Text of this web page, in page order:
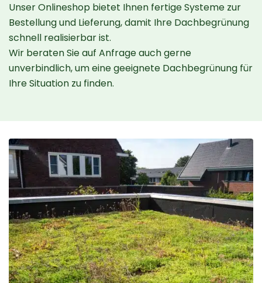
Unser Onlineshop bietet Ihnen fertige Systeme zur
Bestellung und Lieferung, damit Ihre Dachbegrünung
schnell realisierbar ist.
Wir beraten Sie auf Anfrage auch gerne
unverbindlich, um eine geeignete Dachbegrünung für
Ihre Situation zu finden.